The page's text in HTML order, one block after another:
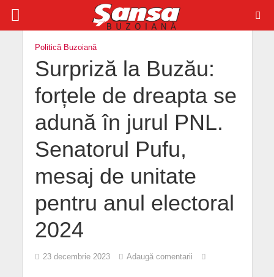
Politică Buzoiană
Surpriză la Buzău:
forțele de dreapta se
adună în jurul PNL.
Senatorul Pufu,
mesaj de unitate
pentru anul electoral
2024
23 decembrie 2023 Adaugă comentarii